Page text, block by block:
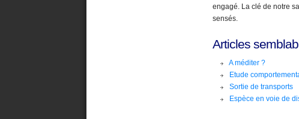
engagé. La clé de notre
sensés.
Articles
A méditer ?
Etude
Sortie de transports
Espèce en voie de